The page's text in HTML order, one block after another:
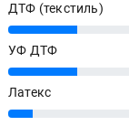
ДТФ (текстиль)
20%
УФ ДТФ
20%
Латекс
7%